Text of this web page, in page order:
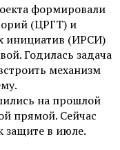
формировали
(ЦРГТ) и
инициатив (ИРСИ)
Годилась задача
механизм
на прошлой
прямой. Сейчас
защите в июле.